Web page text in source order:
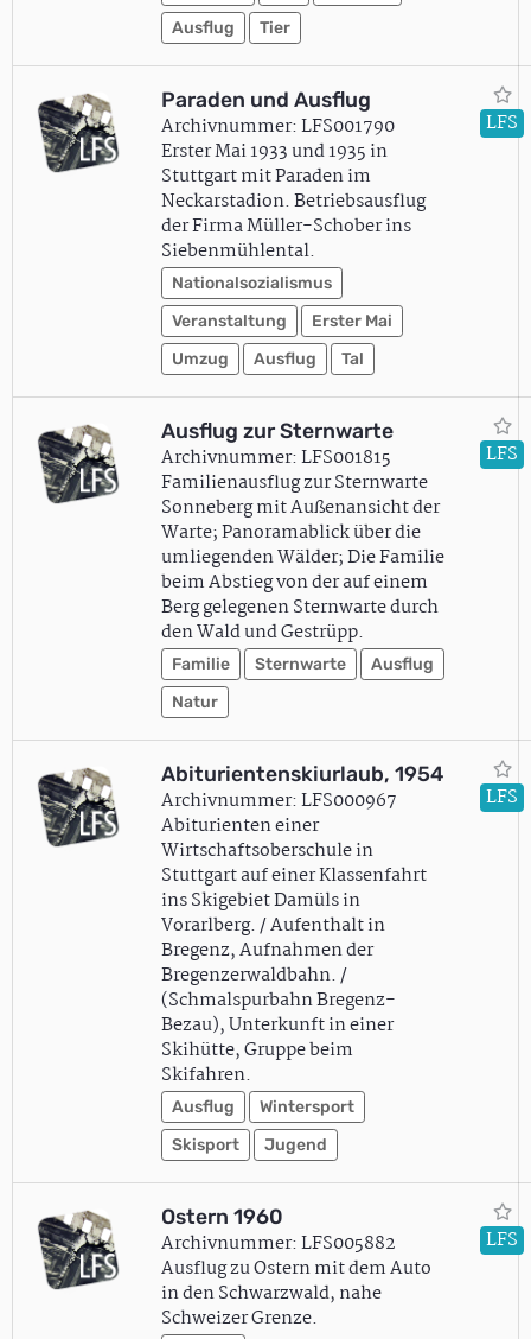
Ausflug
Tier
Paraden und Ausflug
Archivnummer: LFS001790
Erster Mai 1933 und 1935 in
Stuttgart mit Paraden im
Neckarstadion. Betriebsausflug
der Firma Müller-Schober ins
Siebenmühlental.
Nationalsozialismus
Veranstaltung
Erster Mai
Umzug
Ausflug Tal
LFS
Ausflug zur Sternwarte
Archivnummer: LFS001815
Familienausflug zur Sternwarte
Sonneberg mit Außenansicht der
Warte; Panoramablick über die
umliegenden Wälder; Die Familie
beim Abstieg von der auf einem
Berg gelegenen Sternwarte durch
den Wald und Gestrüpp.
Familie Sternwarte
Ausflug
Natur
LFS
Abiturientenskiurlaub, 1954
Archivnummer: LFS000967
Abiturienten einer
Wirtschaftsoberschule in
Stuttgart auf einer Klassenfahrt
ins Skigebiet Damüls in
Vorarlberg. / Aufenthalt in
Bregenz, Aufnahmen der
Bregenzerwaldbahn. /
(Schmalspurbahn Bregenz-
Bezau), Unterkunft in einer
Skihütte, Gruppe beim
Skifahren.
Ausflug
Wintersport
Skisport
Jugend
LFS
Ostern 1960
Archivnummer: LFS005882
Ausflug zu Ostern mit dem Auto
in den Schwarzwald, nahe
Schweizer Grenze.
LFS